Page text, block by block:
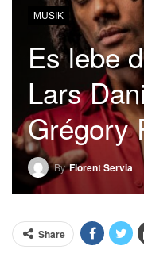
MUSIK
Es lebe
Lars
Grégory
ByFlorent Servia
Share